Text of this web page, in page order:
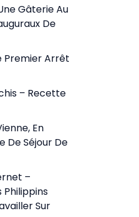
Gâterie Au
De
Premier Arrêt
– Recette
En
De Séjour De
–
Sur